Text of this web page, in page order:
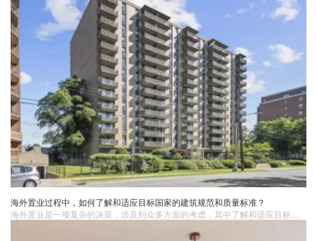
海外置业过程中，如何了解和适应目标国家的建筑规范和质量标准？